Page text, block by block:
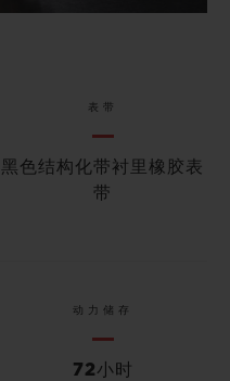
表带
黑色结构化带衬里橡胶表
带
动力储存
72小时